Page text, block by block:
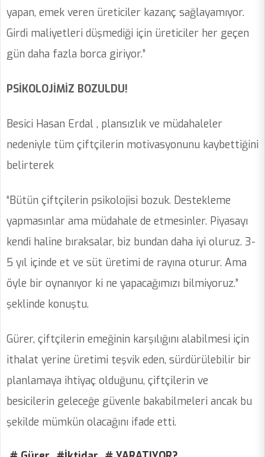
yapan, emek veren üreticiler kazanç sağlayamıyor.
Girdi maliyetleri düşmediği için üreticiler her geçen
gün daha fazla borca giriyor.”
PSİKOLOJİMİZ BOZULDU!
Besici Hasan Erdal , plansızlık ve müdahaleler
nedeniyle tüm çiftçilerin motivasyonunu kaybettiğini
belirterek
“Bütün çiftçilerin psikolojisi bozuk. Destekleme
yapmasınlar ama müdahale de etmesinler. Piyasayı
kendi haline bıraksalar, biz bundan daha iyi oluruz. 3-
5 yıl içinde et ve süt üretimi de rayına oturur. Ama
öyle bir oynanıyor ki ne yapacağımızı bilmiyoruz.”
şeklinde konuştu.
Gürer, çiftçilerin emeğinin karşılığını alabilmesi için
ithalat yerine üretimi teşvik eden, sürdürülebilir bir
planlamaya ihtiyaç olduğunu, çiftçilerin ve
besicilerin geleceğe güvenle bakabilmeleri ancak bu
şekilde mümkün olacağını ifade etti.